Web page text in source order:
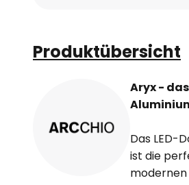
Produktübersicht
Aryx -
Das LED-
ist die